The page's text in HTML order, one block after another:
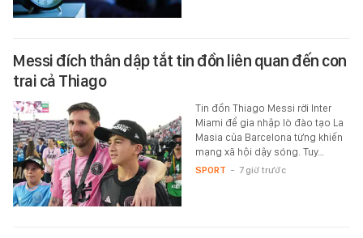
Messi đích thân dập tắt tin đồn liên quan đến con
trai cả Thiago
Tin đồn Thiago Messi rời Inter
Miami để gia nhập lò đào tạo La
Masia của Barcelona từng khiến
mạng xã hội dậy sóng. Tuy…
SPORT - 7 giờ trước